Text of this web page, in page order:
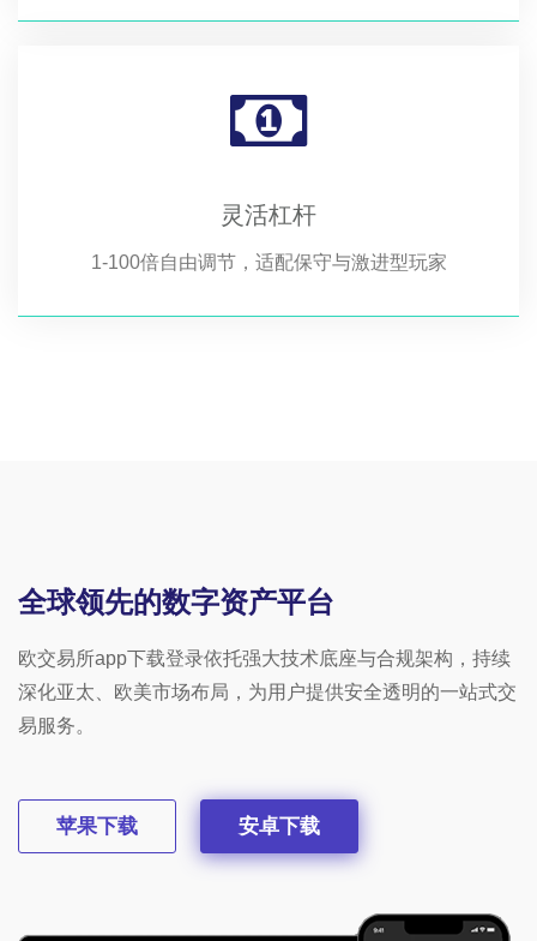
灵活杠杆
1-100倍自由调节，适配保守与激进型玩家
全球领先的数字资产平台
欧交易所app下载登录依托强大技术底座与合规架构，持续
深化亚太、欧美市场布局，为用户提供安全透明的一站式交
易服务。
苹果下载 安卓下载